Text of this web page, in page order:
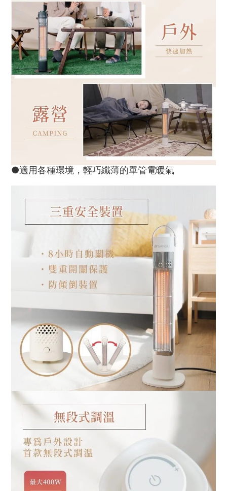
●適用各種環境，輕巧纖薄的單管電暖氣